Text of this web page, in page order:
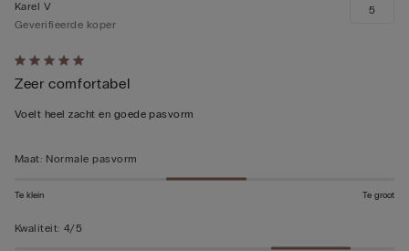
5
op
5
Karel V
Geverifieerde koper
Zeer comfortabel
Voelt heel zacht en goede pasvorm
5
Maat: Normale pasvorm
Te klein Te groot
Kwaliteit: 4/5